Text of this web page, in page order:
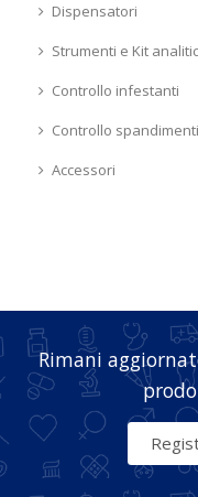
Dispensatori
Strumenti e Kit
Controllo infestanti
Controllo spandimenti
Accessori
Rimani